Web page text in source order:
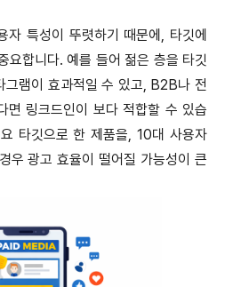
자 특성이 뚜렷하기 때문에, 타깃에
요합니다.예를 들어 젊은 층을 타깃
그램이 효과적일 수 있고, B2B나 전
면 링크드인이 보다 적합할 수 있습
타깃으로 한 제품을, 10대 사용자
우 광고 효율이 떨어질 가능성이 큰